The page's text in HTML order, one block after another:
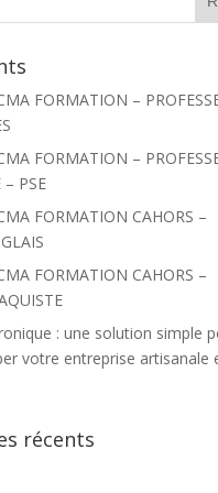
FORMATION –
FORMATION –
PSE
FORMATION CAHORS –
FORMATION CAHORS –
: une solution simple
votre entreprise artisanale
récents